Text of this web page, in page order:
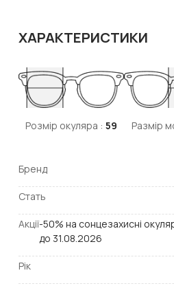
ХАРАКТЕРИСТИКИ
Розмір окуляра : 59 Размір
Бренд
Стать
Акції-50% на сонцезахисні
до 31.08.2026
Рік